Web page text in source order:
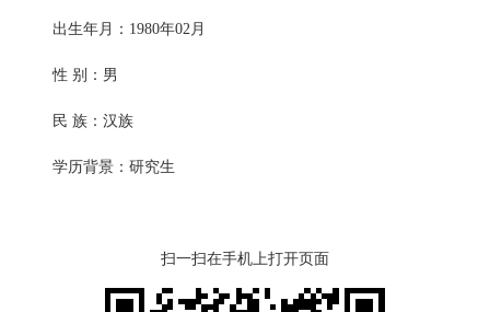
出生年月：1980年02月
性 别：男
民 族：汉族
学历背景：研究生
扫一扫在手机上打开页面